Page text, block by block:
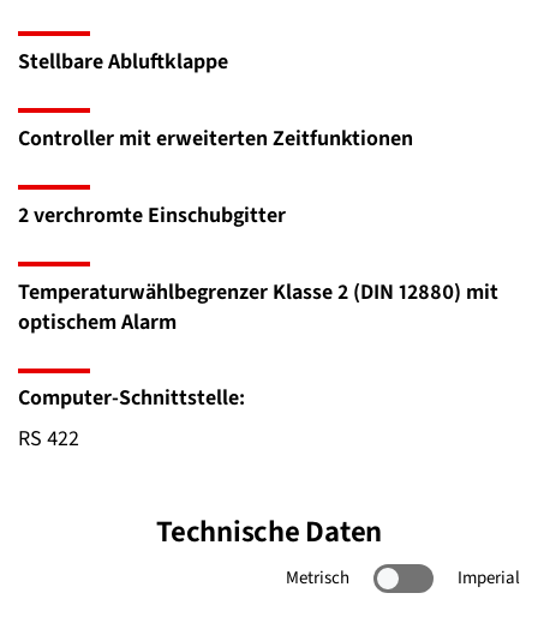
Stellbare Abluftklappe
Controller mit erweiterten Zeitfunktionen
2 verchromte Einschubgitter
Temperaturwählbegrenzer Klasse 2 (DIN 12880) mit
optischem Alarm
Computer-Schnittstelle:
RS 422
Technische Daten
Metrisch Imperial